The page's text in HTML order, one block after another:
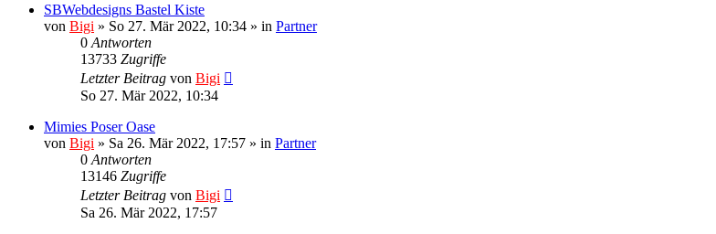
SBWebdesigns Bastel Kiste
von Bigi » So 27. Mär 2022, 10:34 » in Partner
0 Antworten
13733 Zugriffe
Letzter Beitrag von Bigi
So 27. Mär 2022, 10:34
Mimies Poser Oase
von Bigi » Sa 26. Mär 2022, 17:57 » in Partner
0 Antworten
13146 Zugriffe
Letzter Beitrag von Bigi
Sa 26. Mär 2022, 17:57